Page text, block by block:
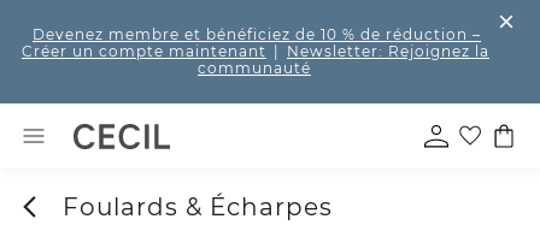
Devenez membre et bénéficiez de 10 % de réduction –
Créer un compte maintenant
Newsletter: Rejoignez la
communauté
Foulards & Écharpes